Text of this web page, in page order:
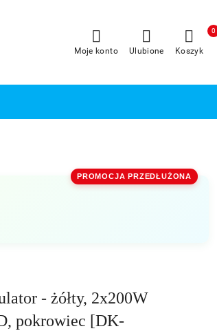
Moje konto Ulubione Koszyk
0
PROMOCJA PRZEDŁUŻONA
- żółty, 2x200W
pokrowiec [DK-